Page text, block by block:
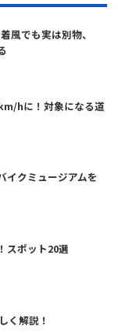
風でも実は別物、
hに！対象になる道
イクミュージアムを
スポット20選
く解説！